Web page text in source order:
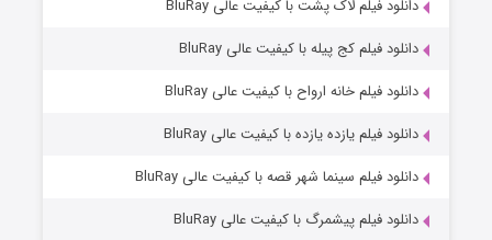
دانلود فیلم لاک پشت با کیفیت عالی BluRay
دانلود فیلم کج‌ پیله با کیفیت عالی BluRay
دانلود فیلم خانه ارواح با کیفیت عالی BluRay
دانلود فیلم یازده یازده با کیفیت عالی BluRay
دانلود فیلم سینما شهر قصه با کیفیت عالی BluRay
دانلود فیلم پیشمرگ با کیفیت عالی BluRay